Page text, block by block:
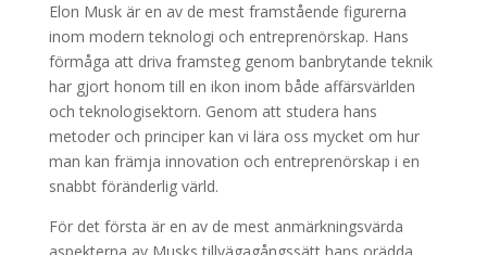
Elon Musk är en av de mest framstående figurerna
inom modern teknologi och entreprenörskap. Hans
förmåga att driva framsteg genom banbrytande teknik
har gjort honom till en ikon inom både affärsvärlden
och teknologisektorn. Genom att studera hans
metoder och principer kan vi lära oss mycket om hur
man kan främja innovation och entreprenörskap i en
snabbt föränderlig värld.
För det första är en av de mest anmärkningsvärda